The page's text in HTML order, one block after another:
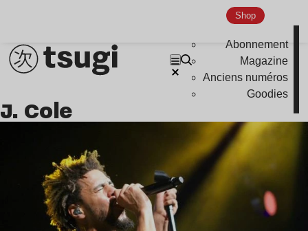
Shop
Abonnement
Magazine
Anciens numéros
Goodies
J. Cole